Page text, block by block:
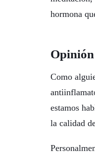
hormona
Opinión
Como
estamos
la calidad